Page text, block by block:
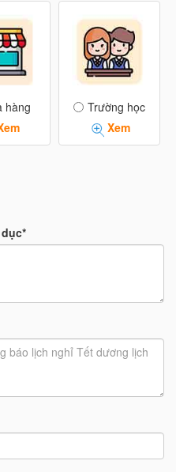
hàng
Trường học
Xem